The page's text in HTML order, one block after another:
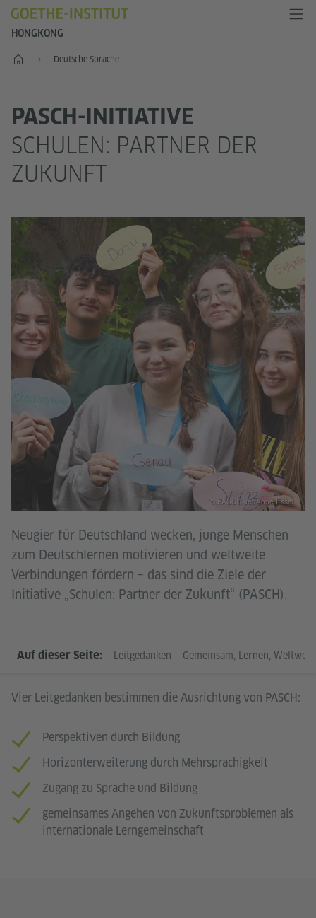
HONGKONG
Start Deutsche Sprache
PASCH-INITIATIVE
SCHULEN: PARTNER DER
ZUKUNFT
Neugier für Deutschland wecken, junge Menschen
zum Deutschlernen motivieren und weltweite
Verbindungen fördern – das sind die Ziele der
Initiative „Schulen: Partner der Zukunft“ (PASCH).
© PASCH-net/Anne Essel
Auf dieser Seite: Leitgedanken Gemeinsam, Lernen, Weltweit!
LEITGEDANKEN
Vier Leitgedanken bestimmen die Ausrichtung von PASCH:
Perspektiven durch Bildung
Horizonterweiterung durch Mehrsprachigkeit
Zugang zu Sprache und Bildung
gemeinsames Angehen von Zukunftsproblemen als
internationale Lerngemeinschaft